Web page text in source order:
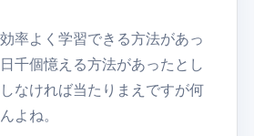
率よく学習できる方法があっ
千個憶える方法があったとし
なければ当たりまえですが何
よね。